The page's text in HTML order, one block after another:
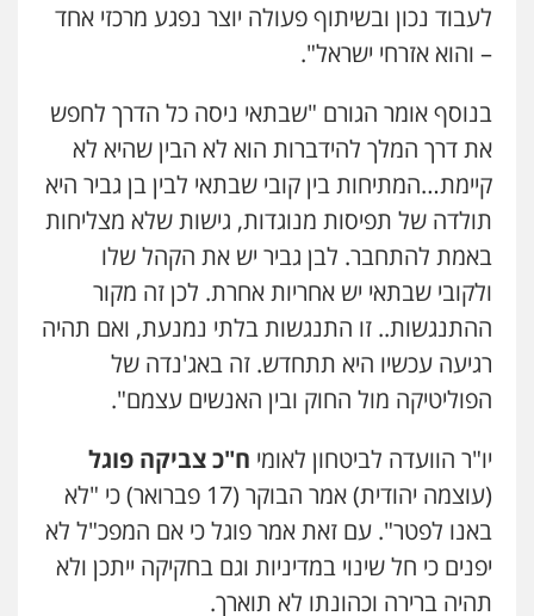
לעבוד נכון ובשיתוף פעולה יוצר נפגע מרכזי אחד
– והוא אזרחי ישראל".
בנוסף אומר הגורם "שבתאי ניסה כל הדרך לחפש
את דרך המלך להידברות הוא לא הבין שהיא לא
קיימת…המתיחות בין קובי שבתאי לבין בן גביר היא
תולדה של תפיסות מנוגדות, גישות שלא מצליחות
באמת להתחבר. לבן גביר יש את הקהל שלו
ולקובי שבתאי יש אחריות אחרת. לכן זה מקור
ההתנגשות.. זו התנגשות בלתי נמנעת, ואם תהיה
רגיעה עכשיו היא תתחדש. זה באג'נדה של
הפוליטיקה מול החוק ובין האנשים עצמם".
יו"ר הוועדה לביטחון לאומי ח"כ צביקה פוגל
(עוצמה יהודית) אמר הבוקר (17 פברואר) כי "לא
באנו לפטר". עם זאת אמר פוגל כי אם המפכ"ל לא
יפנים כי חל שינוי במדיניות וגם בחקיקה ייתכן ולא
תהיה ברירה וכהונתו לא תוארך.
0522508109
מהירות הגנה גיבוי תמיכה שירותים
מקצועיים לעורכי דין
מרכז התחלה חדשה
אסירים עבירות מין שירותים מקצועיים
לעורכי דין
0544500346
מאיה בלום, עו"ס, טיפול ושיקום
טיפול בהתמכרויות שירותים מקצועיים
לעורכי דין
עו"ד ד"ר אבי שקד
עבירות כלכליות הלבנת הון חילוטים
עבירות פליליות
0544385337